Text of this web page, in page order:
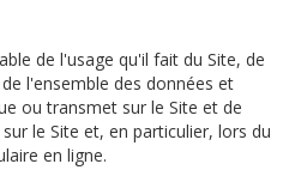
de l'usage qu'il fait du Site, de
l'ensemble des données et
ou transmet sur le Site et de
le Site et, en particulier, lors du
en ligne.